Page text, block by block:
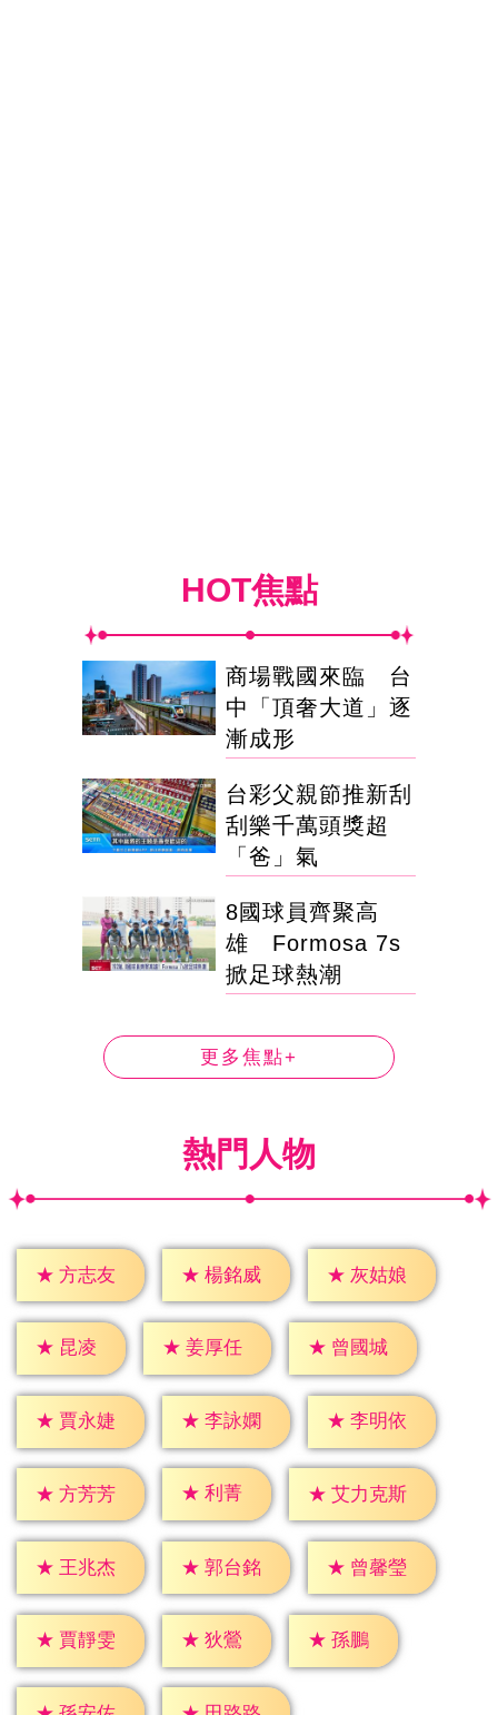
HOT焦點
商場戰國來臨 台
中「頂奢大道」逐
漸成形
台彩父親節推新刮
刮樂千萬頭獎超
「爸」氣
8國球員齊聚高
雄 Formosa 7s
掀足球熱潮
更多焦點+
熱門人物
★ 方志友 ★ 楊銘威 ★ 灰姑娘
★ 昆凌 ★ 姜厚任 ★ 曾國城
★ 賈永婕 ★ 李詠嫻 ★ 李明依
★ 方芳芳 ★ 利菁 ★ 艾力克斯
★ 王兆杰 ★ 郭台銘 ★ 曾馨瑩
★ 賈靜雯 ★ 狄鶯 ★ 孫鵬